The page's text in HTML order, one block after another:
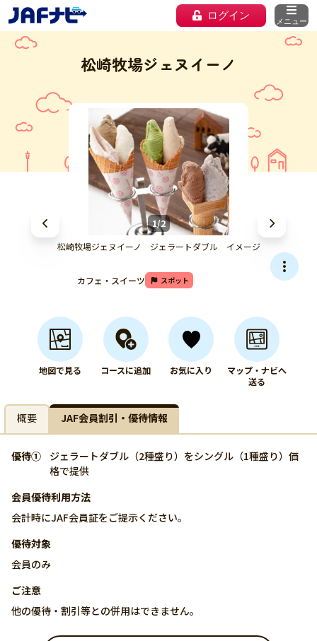
ログイン メニュー
松崎牧場ジェヌイーノ
1/2
松崎牧場ジェヌイーノ ジェラートダブル イメージ
カフェ・スイーツ スポット
地図で見る コースに追加 お気に入り
マップ・ナビへ
送る
概要 JAF会員割引・優待情報
優待①
ジェラートダブル（2種盛り）をシングル（1種盛り）価
格で提供
会員優待利用方法
会計時にJAF会員証をご提示ください。
優待対象
会員のみ
ご注意
他の優待・割引等との併用はできません。